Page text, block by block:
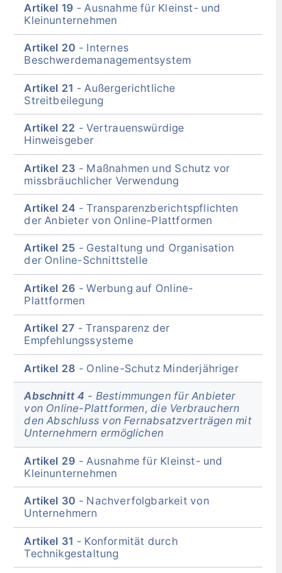
Artikel 19
Ausnahme für Kleinst- und
Kleinunternehmen
Artikel 20
Internes
Beschwerdemanagementsystem
Artikel 21
Außergerichtliche
Streitbeilegung
Artikel 22
Vertrauenswürdige
Hinweisgeber
Artikel 23
Maßnahmen und Schutz vor
missbräuchlicher Verwendung
Artikel 24
Transparenzberichtspflichten
der Anbieter von Online-Plattformen
Artikel 25
Gestaltung und Organisation
der Online-Schnittstelle
Artikel 26
Werbung auf Online-
Plattformen
Artikel 27
Transparenz der
Empfehlungssysteme
Artikel 28 Online-Schutz Minderjähriger
Abschnitt 4
Bestimmungen für Anbieter
von Online-Plattformen, die Verbrauchern
den Abschluss von Fernabsatzverträgen mit
Unternehmern ermöglichen
Artikel 29
Ausnahme für Kleinst- und
Kleinunternehmen
Artikel 30
Nachverfolgbarkeit von
Unternehmern
Artikel 31
Konformität durch
Technikgestaltung